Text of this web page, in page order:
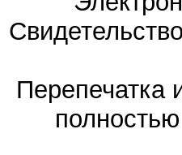
Перепечатка